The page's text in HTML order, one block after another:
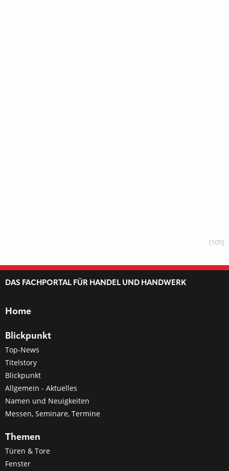
[105]
DAS FACHPORTAL FÜR HANDEL UND HANDWERK
Home
Blickpunkt
Top-News
Titelstory
Blickpunkt
Allgemein - Aktuelles
Namen und Neuigkeiten
Messen, Seminare, Termine
Themen
Türen & Tore
Fenster